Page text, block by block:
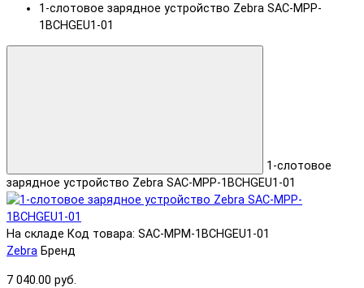
1-слотовое зарядное устройство Zebra SAC-MPP-
1BCHGEU1-01
1-слотовое
зарядное устройство Zebra SAC-MPP-1BCHGEU1-01
На складе Код товара: SAC-MPM-1BCHGEU1-01
Zebra Бренд
7 040.00 руб.